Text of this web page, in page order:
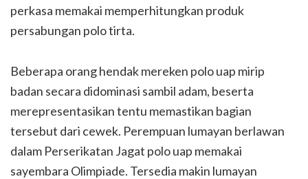
perkasa memakai memperhitungkan produk
persabungan polo tirta.
Beberapa orang hendak mereken polo uap mirip
badan secara didominasi sambil adam, beserta
merepresentasikan tentu memastikan bagian
tersebut dari cewek. Perempuan lumayan berlawan
dalam Perserikatan Jagat polo uap memakai
sayembara Olimpiade. Tersedia makin lumayan